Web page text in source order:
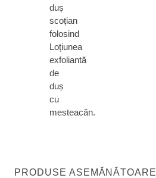
duș
scoțian
folosind
Loțiunea
exfoliantă
de
duș
cu
mesteacăn.
PRODUSE ASEMĂNĂTOARE